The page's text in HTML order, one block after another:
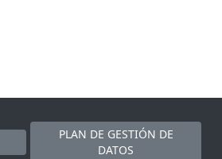
PLAN DE GESTIÓN DE
DATOS